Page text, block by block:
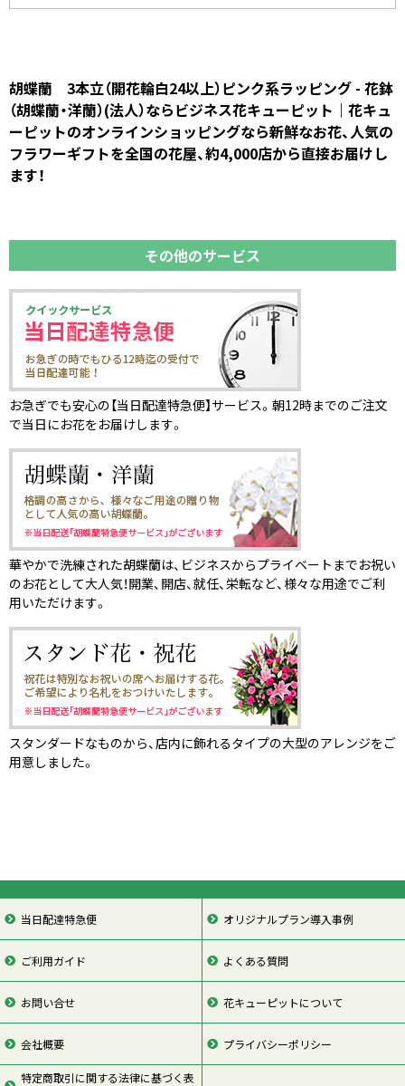
胡蝶蘭 3本立（開花輪白24以上）ピンク系ラッピング - 花鉢
（胡蝶蘭・洋蘭）(法人）ならビジネス花キューピット｜花キュ
ーピットのオンラインショッピングなら新鮮なお花、人気の
フラワーギフトを全国の花屋、約4,000店から直接お届けし
ます！
その他のサービス
お急ぎでも安心の【当日配達特急便】サービス。朝12時までのご注文
で当日にお花をお届けします。
華やかで洗練された胡蝶蘭は、ビジネスからプライベートまでお祝い
のお花として大人気！開業、開店、就任、栄転など、様々な用途でご利
用いただけます。
スタンダードなものから、店内に飾れるタイプの大型のアレンジをご
用意しました。
当日配達特急便 オリジナルプラン導入事例
ご利用ガイド よくある質問
お問い合せ 花キューピットについて
会社概要 プライバシーポリシー
特定商取引に関する法律に基づく表